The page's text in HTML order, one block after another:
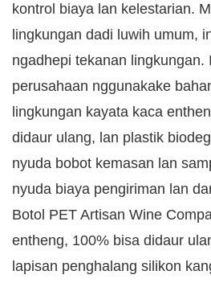
kontrol biaya lan kelestarian.
lingkungan dadi luwih umum,
ngadhepi tekanan lingkungan.
perusahaan nggunakake
lingkungan kayata kaca
didaur ulang, lan plastik
nyuda bobot kemasan lan
nyuda biaya pengiriman lan
Botol PET Artisan Wine
entheng, 100% bisa didaur
lapisan penghalang silikon